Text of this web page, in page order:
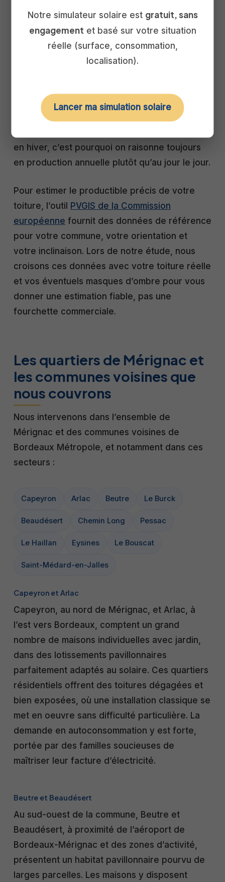
ombragé sur le reste de l’installation.
Concrètement, une installation bien orientée
produit à Mérignac de l’ordre de 1 100 à 1 300
par an, de quoi couvrir une large part de la
consommation d’un foyer. La production est
en hiver, c’est pourquoi on raisonne toujours
en production annuelle plutôt qu’au jour le jour.
Pour estimer le productible précis de votre
toiture, l’outil PVGIS de la Commission
européenne fournit des données de référence
pour votre commune, votre orientation et
votre inclinaison. Lors de notre étude, nous
croisons ces données avec votre toiture réelle
et vos éventuels masques d’ombre pour vous
donner une estimation fiable, pas une
fourchette commerciale.
Les quartiers de Mérignac et
les communes voisines que
nous couvrons
Nous intervenons dans l’ensemble de
Mérignac et des communes voisines de
Bordeaux Métropole, et notamment dans ces
secteurs :
Capeyron Arlac Beutre Le Burck
Beaudésert Chemin Long Pessac
Le Haillan Eysines Le Bouscat
Saint-Médard-en-Jalles
Capeyron et Arlac
Capeyron, au nord de Mérignac, et Arlac, à
l’est vers Bordeaux, comptent un grand
nombre de maisons individuelles avec jardin,
dans des lotissements pavillonnaires
parfaitement adaptés au solaire. Ces quartiers
résidentiels offrent des toitures dégagées et
bien exposées, où une installation classique se
met en oeuvre sans difficulté particulière. La
demande en autoconsommation y est forte,
portée par des familles soucieuses de
maîtriser leur facture d’électricité.
Beutre et Beaudésert
Au sud-ouest de la commune, Beutre et
Beaudésert, à proximité de l’aéroport de
Bordeaux-Mérignac et des zones d’activité,
présentent un habitat pavillonnaire pourvu de
larges parcelles. Les maisons y disposent
Notre simulateur solaire est gratuit, sans
engagement et basé sur votre situation
réelle (surface, consommation,
localisation).
Lancer ma simulation solaire